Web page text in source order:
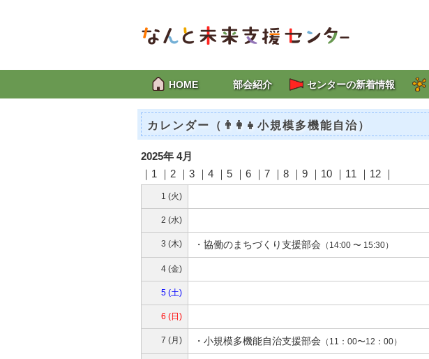
HOME 部会紹介 センターの新着情報
カレンダー（👨‍👩‍👧小規模多機能自治）
2025年 4月
｜1 ｜2 ｜ 3 4 5 6 7 8 9 ｜10 ｜11 ｜12 ｜
1 (火)
2 (水)
3 (木) ・ 協働のまちづくり支援部会 （14:00 〜 15:30）
4 (金)
5 (土)
6 (日)
7 (月) ・ 小規模多機能自治支援部会 （11：00〜12：00）